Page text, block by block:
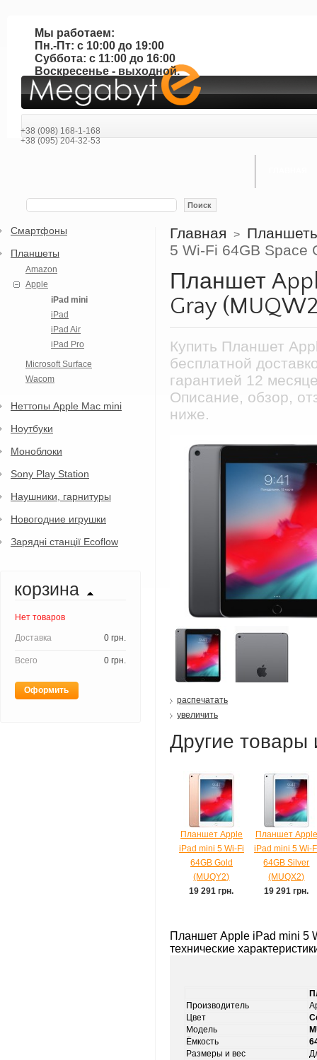
Мы работаем:
Пн.-Пт: с 10:00 до 19:00
Суббота: с 11:00 до 16:00
Воскресенье - выходной.
+38 (098) 168-1-168
+38 (095) 204-32-53
Поиск
Смартфоны
Планшеты
Amazon
Apple
iPad mini
iPad
iPad Air
iPad Pro
Microsoft Surface
Wacom
Неттопы Apple Mac mini
Ноутбуки
Моноблоки
Sony Play Station
Наушники, гарнитуры
Новогодние игрушки
Зарядні станції Ecoflow
корзина
Нет товаров
Доставка 0 грн.
Всего 0 грн.
Оформить
Главная >
5 Wi-Fi 64GB Space
Планшет
Gray
Купить Планшет
бесплатной
гарантией 12
Описание, обзор,
ниже.
распечатать
увеличить
Другие товары
Планшет Apple
iPad mini 5 Wi-Fi
64GB Gold
(MUQY2)
19 291 грн.
Планшет Apple
iPad mini 5 Wi-
64GB Silver
(MUQX2)
19 291 грн.
Планшет Apple iPad mini 5
технические
Производитель
Цвет
Модель
Ёмкость
Размеры и вес